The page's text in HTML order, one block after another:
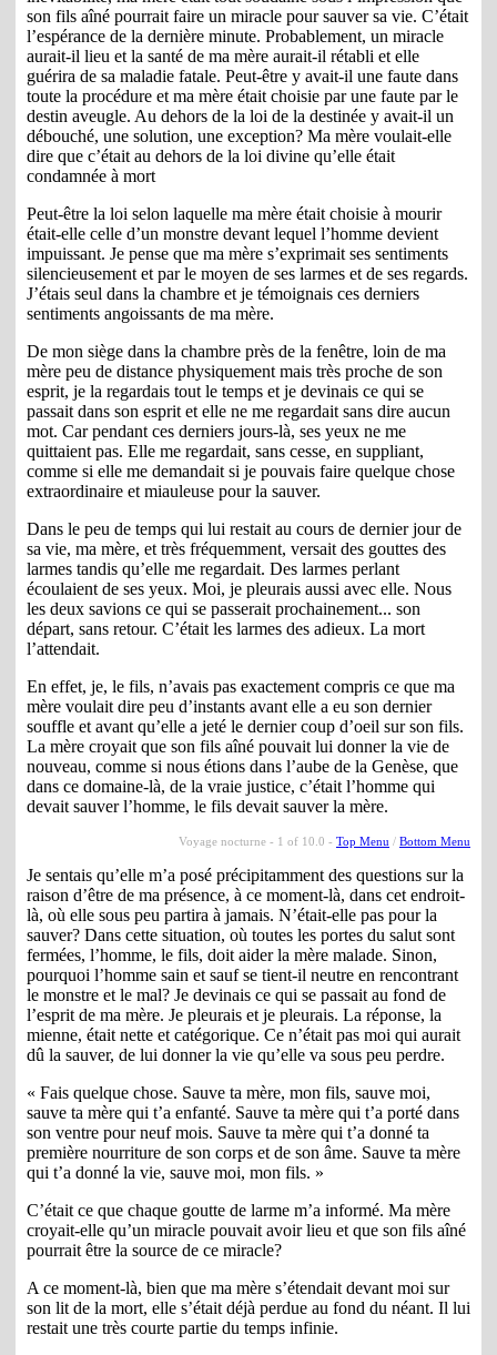
son fils aîné pourrait faire un miracle pour sauver sa vie. C’était
l’espérance de la dernière minute. Probablement, un miracle
aurait-il lieu et la santé de ma mère aurait-il rétabli et elle
guérira de sa maladie fatale. Peut-être y avait-il une faute dans
toute la procédure et ma mère était choisie par une faute par le
destin aveugle. Au dehors de la loi de la destinée y avait-il un
débouché, une solution, une exception? Ma mère voulait-elle
dire que c’était au dehors de la loi divine qu’elle était
condamnée à mort
Peut-être la loi selon laquelle ma mère était choisie à mourir
était-elle celle d’un monstre devant lequel l’homme devient
impuissant. Je pense que ma mère s’exprimait ses sentiments
silencieusement et par le moyen de ses larmes et de ses regards.
J’étais seul dans la chambre et je témoignais ces derniers
sentiments angoissants de ma mère.
De mon siège dans la chambre près de la fenêtre, loin de ma
mère peu de distance physiquement mais très proche de son
esprit, je la regardais tout le temps et je devinais ce qui se
passait dans son esprit et elle ne me regardait sans dire aucun
mot. Car pendant ces derniers jours-là, ses yeux ne me
quittaient pas. Elle me regardait, sans cesse, en suppliant,
comme si elle me demandait si je pouvais faire quelque chose
extraordinaire et miauleuse pour la sauver.
Dans le peu de temps qui lui restait au cours de dernier jour de
sa vie, ma mère, et très fréquemment, versait des gouttes des
larmes tandis qu’elle me regardait. Des larmes perlant
écoulaient de ses yeux. Moi, je pleurais aussi avec elle. Nous
les deux savions ce qui se passerait prochainement... son
départ, sans retour. C’était les larmes des adieux. La mort
l’attendait.
En effet, je, le fils, n’avais pas exactement compris ce que ma
mère voulait dire peu d’instants avant elle a eu son dernier
souffle et avant qu’elle a jeté le dernier coup d’oeil sur son fils.
La mère croyait que son fils aîné pouvait lui donner la vie de
nouveau, comme si nous étions dans l’aube de la Genèse, que
dans ce domaine-là, de la vraie justice, c’était l’homme qui
devait sauver l’homme, le fils devait sauver la mère.
Voyage nocturne - 1 of 10.0 - Top Menu / Bottom Menu
Je sentais qu’elle m’a posé précipitamment des questions sur la
raison d’être de ma présence, à ce moment-là, dans cet endroit-
là, où elle sous peu partira à jamais. N’était-elle pas pour la
sauver? Dans cette situation, où toutes les portes du salut sont
fermées, l’homme, le fils, doit aider la mère malade. Sinon,
pourquoi l’homme sain et sauf se tient-il neutre en rencontrant
le monstre et le mal? Je devinais ce qui se passait au fond de
l’esprit de ma mère. Je pleurais et je pleurais. La réponse, la
mienne, était nette et catégorique. Ce n’était pas moi qui aurait
dû la sauver, de lui donner la vie qu’elle va sous peu perdre.
« Fais quelque chose. Sauve ta mère, mon fils, sauve moi,
sauve ta mère qui t’a enfanté. Sauve ta mère qui t’a porté dans
son ventre pour neuf mois. Sauve ta mère qui t’a donné ta
première nourriture de son corps et de son âme. Sauve ta mère
qui t’a donné la vie, sauve moi, mon fils. »
C’était ce que chaque goutte de larme m’a informé. Ma mère
croyait-elle qu’un miracle pouvait avoir lieu et que son fils aîné
pourrait être la source de ce miracle?
A ce moment-là, bien que ma mère s’étendait devant moi sur
son lit de la mort, elle s’était déjà perdue au fond du néant. Il lui
restait une très courte partie du temps infinie.